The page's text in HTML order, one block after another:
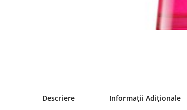
Descriere Informații Adiționale